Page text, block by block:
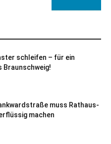
schleifen – für ein
Braunschweig!
muss Rathaus-
machen